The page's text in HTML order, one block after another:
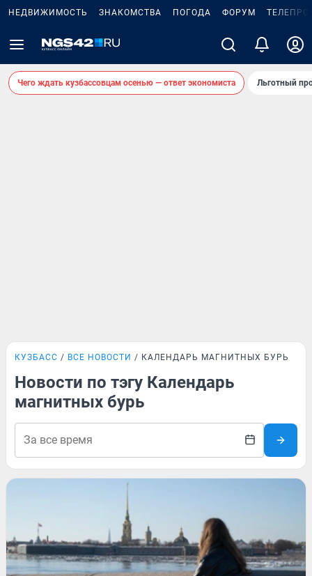
НЕДВИЖИМОСТЬ ЗНАКОМСТВА ПОГОДА ФОРУМ
Чего ждать кузбассовцам осенью — ответ экономиста Льготный
КУЗБАСС ВСЕ НОВОСТИ КАЛЕНДАРЬ МАГНИТНЫХ БУРЬ
Новости по тэгу Календарь
магнитных бурь